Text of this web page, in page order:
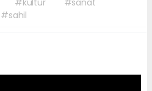
#kültür
#sanat
#sahil